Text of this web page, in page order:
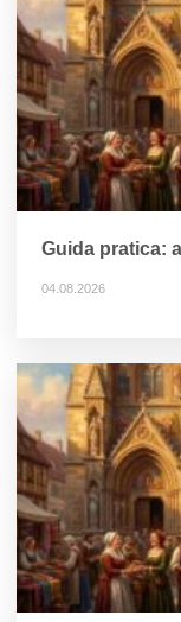
Guida pratica:
04.08.2026